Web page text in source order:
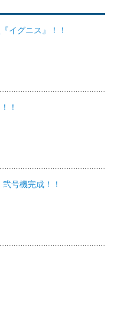
イグニス』！！
！
号機完成！！